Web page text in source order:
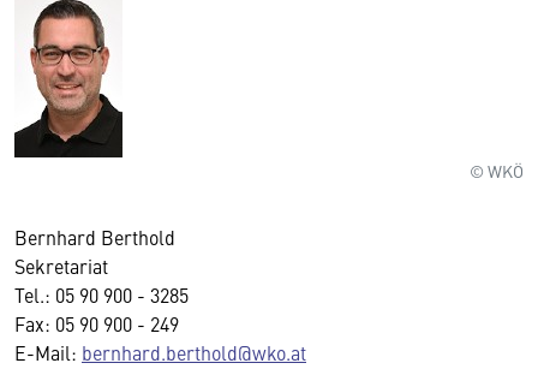
© WKÖ
Bernhard Berthold
Sekretariat
Tel.: 05 90 900 - 3285
Fax: 05 90 900 - 249
E-Mail: bernhard.berthold@wko.at